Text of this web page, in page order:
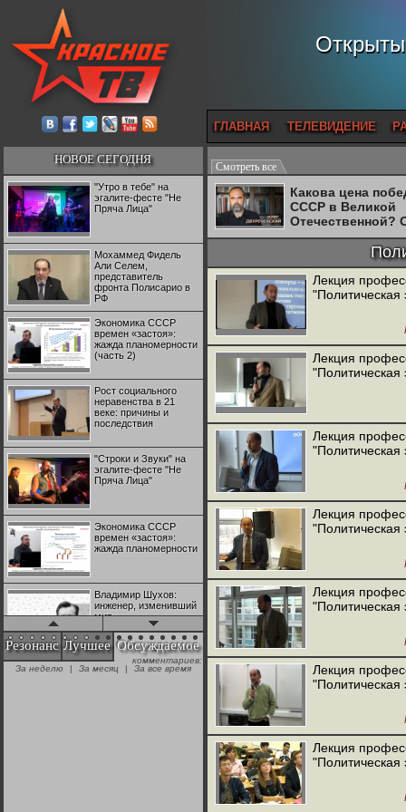
ГЛАВНАЯ ТЕЛЕВИДЕНИЕ
НОВОЕ СЕГОДНЯ
"Утро в тебе" на
эгалите-фесте "Не
Пряча Лица"
Мохаммед Фидель
Али Селем,
представитель
фронта Полисарио в
РФ
Экономика СССР
времен «застоя»:
жажда планомерности
(часть 2)
Рост социального
неравенства в 21
веке: причины и
последствия
"Строки и Звуки" на
эгалите-фесте "Не
Пряча Лица"
Экономика СССР
времен «застоя»:
жажда планомерности
Владимир Шухов:
инженер, изменивший
мир
"Аркадий Коц" на
эгалите-фесте "Не
Резонанс Лучшее Обсуждаемое
комментариев:
За неделю
| За месяц | За все время
Смотреть все
Какова цена
СССР в Великой
Отечественной?
Двуреченский о
Лекция
Лекция
Лекция
Лекция
Лекция
Лекция
Лекция